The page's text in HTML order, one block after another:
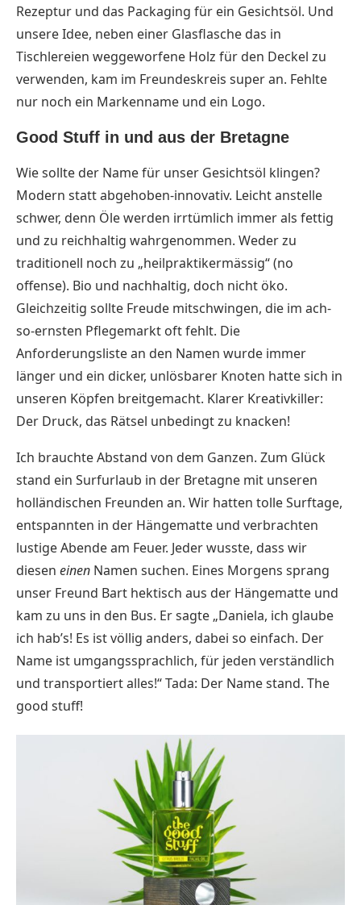
Rezeptur und das Packaging für ein Gesichtsöl. Und
unsere Idee, neben einer Glasflasche das in
Tischlereien weggeworfene Holz für den Deckel zu
verwenden, kam im Freundeskreis super an. Fehlte
nur noch ein Markenname und ein Logo.
Good Stuff in und aus der Bretagne
Wie sollte der Name für unser Gesichtsöl klingen?
Modern statt abgehoben-innovativ. Leicht anstelle
schwer, denn Öle werden irrtümlich immer als fettig
und zu reichhaltig wahrgenommen. Weder zu
traditionell noch zu „heilpraktikermässig“ (no
offense). Bio und nachhaltig, doch nicht öko.
Gleichzeitig sollte Freude mitschwingen, die im ach-
so-ernsten Pflegemarkt oft fehlt. Die
Anforderungsliste an den Namen wurde immer
länger und ein dicker, unlösbarer Knoten hatte sich in
unseren Köpfen breitgemacht. Klarer Kreativkiller:
Der Druck, das Rätsel unbedingt zu knacken!
Ich brauchte Abstand von dem Ganzen. Zum Glück
stand ein Surfurlaub in der Bretagne mit unseren
holländischen Freunden an. Wir hatten tolle Surftage,
entspannten in der Hängematte und verbrachten
lustige Abende am Feuer. Jeder wusste, dass wir
diesen einen Namen suchen. Eines Morgens sprang
unser Freund Bart hektisch aus der Hängematte und
kam zu uns in den Bus. Er sagte „Daniela, ich glaube
ich hab’s! Es ist völlig anders, dabei so einfach. Der
Name ist umgangssprachlich, für jeden verständlich
und transportiert alles!“ Tada: Der Name stand. The
good stuff!